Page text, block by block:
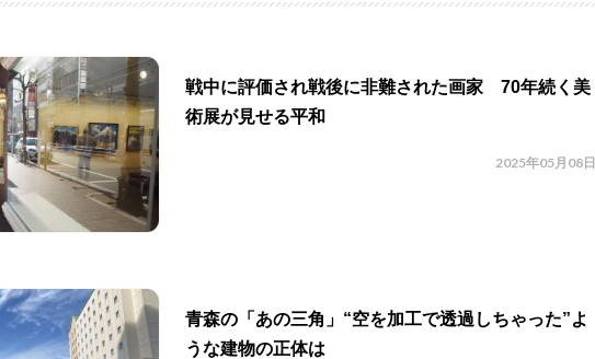
戦中に評価され戦後に非難された画家 70年続く美
術展が見せる平和
2025年05月08日
青森の「あの三角」“空を加工で透過しちゃった”よ
うな建物の正体は